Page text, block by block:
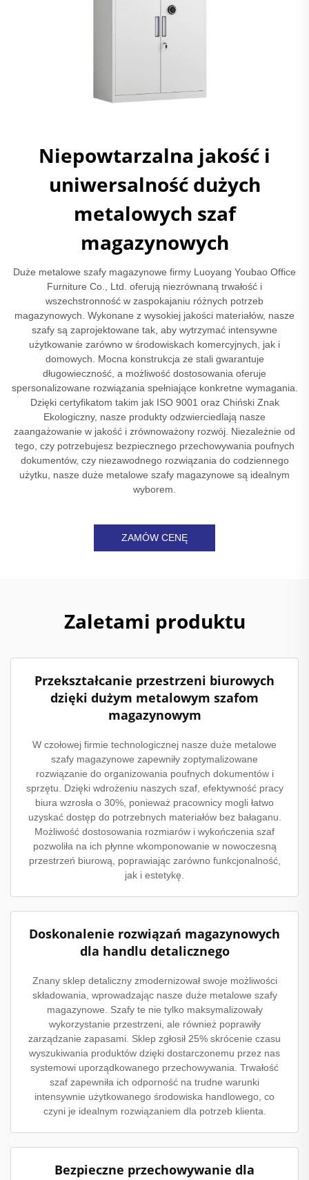
Niepowtarzalna jakość i
uniwersalność dużych
metalowych szaf
magazynowych
Duże metalowe szafy magazynowe firmy Luoyang Youbao Office
Furniture Co., Ltd. oferują niezrównaną trwałość i
wszechstronność w zaspokajaniu różnych potrzeb
magazynowych. Wykonane z wysokiej jakości materiałów, nasze
szafy są zaprojektowane tak, aby wytrzymać intensywne
użytkowanie zarówno w środowiskach komercyjnych, jak i
domowych. Mocna konstrukcja ze stali gwarantuje
długowieczność, a możliwość dostosowania oferuje
spersonalizowane rozwiązania spełniające konkretne wymagania.
Dzięki certyfikatom takim jak ISO 9001 oraz Chiński Znak
Ekologiczny, nasze produkty odzwierciedlają nasze
zaangażowanie w jakość i zrównoważony rozwój. Niezależnie od
tego, czy potrzebujesz bezpiecznego przechowywania poufnych
dokumentów, czy niezawodnego rozwiązania do codziennego
użytku, nasze duże metalowe szafy magazynowe są idealnym
wyborem.
ZAMÓW CENĘ
Zaletami produktu
Przekształcanie przestrzeni biurowych
dzięki dużym metalowym szafom
magazynowym
W czołowej firmie technologicznej nasze duże metalowe
szafy magazynowe zapewniły zoptymalizowane
rozwiązanie do organizowania poufnych dokumentów i
sprzętu. Dzięki wdrożeniu naszych szaf, efektywność pracy
biura wzrosła o 30%, ponieważ pracownicy mogli łatwo
uzyskać dostęp do potrzebnych materiałów bez bałaganu.
Możliwość dostosowania rozmiarów i wykończenia szaf
pozwoliła na ich płynne wkomponowanie w nowoczesną
przestrzeń biurową, poprawiając zarówno funkcjonalność,
jak i estetykę.
Doskonalenie rozwiązań magazynowych
dla handlu detalicznego
Znany sklep detaliczny zmodernizował swoje możliwości
składowania, wprowadzając nasze duże metalowe szafy
magazynowe. Szafy te nie tylko maksymalizowały
wykorzystanie przestrzeni, ale również poprawiły
zarządzanie zapasami. Sklep zgłosił 25% skrócenie czasu
wyszukiwania produktów dzięki dostarczonemu przez nas
systemowi uporządkowanego przechowywania. Trwałość
szaf zapewniła ich odporność na trudne warunki
intensywnie użytkowanego środowiska handlowego, co
czyni je idealnym rozwiązaniem dla potrzeb klienta.
Bezpieczne przechowywanie dla